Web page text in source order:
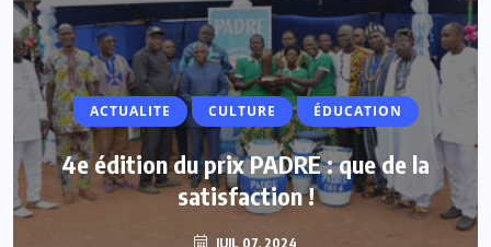
ACTUALITE CULTURE ÉDUCATION
4e édition du prix PADRE : que de la
satisfaction !
JUIL 07, 2024